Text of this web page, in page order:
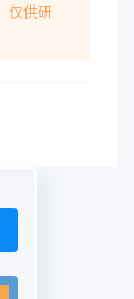
仅供研